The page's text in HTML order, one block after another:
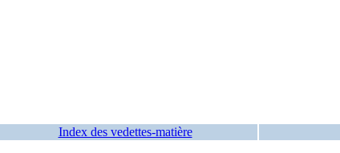
Index des vedettes-matière